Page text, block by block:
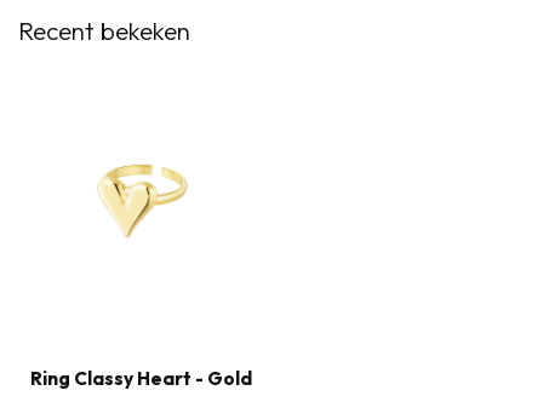
Recent bekeken
Ring Classy Heart - Gold